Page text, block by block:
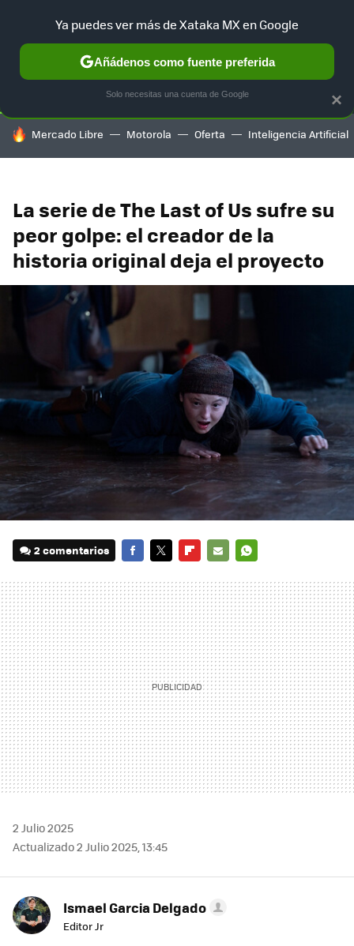
SELECCIÓN GAMING HOME AUTO TERRITORIO
HOY SE HABLA DE
Mercado Libre Motorola Oferta Inteligencia Artificial
La serie de The Last of Us sufre su
peor golpe: el creador de la
historia original deja el proyecto
2 comentarios
MAIL
2 Julio 2025
Actualizado 2 Julio 2025, 13:45
Ismael Garcia Delgado
Editor Jr
×
Ya puedes ver más de Xataka MX en Google
Añádenos como fuente preferida
Solo necesitas una cuenta de Google